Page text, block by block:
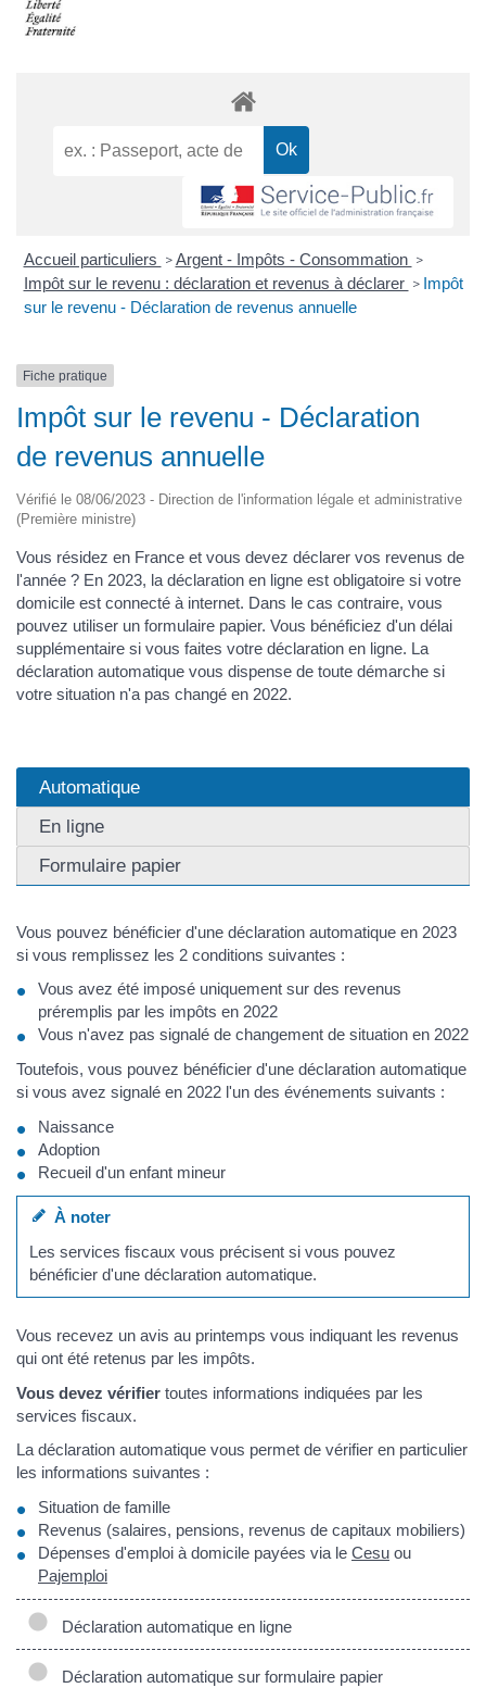
Accueil particuliers > Argent - Impôts - Consommation >
Impôt sur le revenu : déclaration et revenus à déclarer > Impôt
sur le revenu - Déclaration de revenus annuelle
Fiche pratique
Impôt sur le revenu - Déclaration
de revenus annuelle
Vérifié le 08/06/2023 - Direction de l'information légale et administrative
(Première ministre)
Vous résidez en France et vous devez déclarer vos revenus de
l'année ? En 2023, la déclaration en ligne est obligatoire si votre
domicile est connecté à internet. Dans le cas contraire, vous
pouvez utiliser un formulaire papier. Vous bénéficiez d'un délai
supplémentaire si vous faites votre déclaration en ligne. La
déclaration automatique vous dispense de toute démarche si
votre situation n'a pas changé en 2022.
Automatique
En ligne
Formulaire papier
Vous pouvez bénéficier d'une déclaration automatique en 2023
si vous remplissez les 2 conditions suivantes :
Vous avez été imposé uniquement sur des revenus
préremplis par les impôts en 2022
Vous n'avez pas signalé de changement de situation en 2022
Toutefois, vous pouvez bénéficier d'une déclaration automatique
si vous avez signalé en 2022 l'un des événements suivants :
Naissance
Adoption
Recueil d'un enfant mineur
À noter
Les services fiscaux vous précisent si vous pouvez
bénéficier d'une déclaration automatique.
Vous recevez un avis au printemps vous indiquant les revenus
qui ont été retenus par les impôts.
Vous devez vérifier toutes informations indiquées par les
services fiscaux.
La déclaration automatique vous permet de vérifier en particulier
les informations suivantes :
Situation de famille
Revenus (salaires, pensions, revenus de capitaux mobiliers)
Dépenses d'emploi à domicile payées via le Cesu ou
Pajemploi
Déclaration automatique en ligne
Déclaration automatique sur formulaire papier